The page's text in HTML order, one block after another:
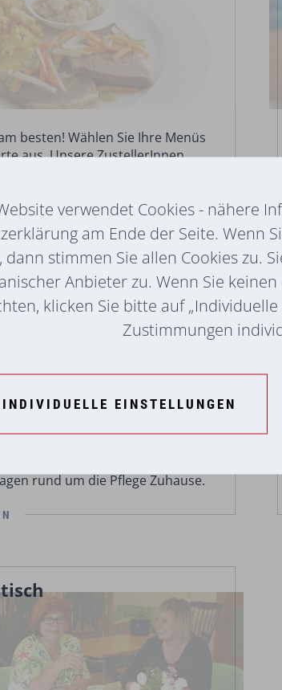
besten! Wählen Sie Ihre Menüs
aus. Unsere ZustellerInnen
direkt zu Ihnen nach Hause.
diplomierten Gesundheits- und
der Volkshilfe sind
rund um die Pflege Zuhause.
verwendet Cookies - nähere
am Ende der Seite. Wenn
dann stimmen Sie allen Cookies zu.
Anbieter zu. Wenn Sie
klicken Sie bitte auf
Zustimmungen
INDIVIDUELLE EINSTELLUNGEN